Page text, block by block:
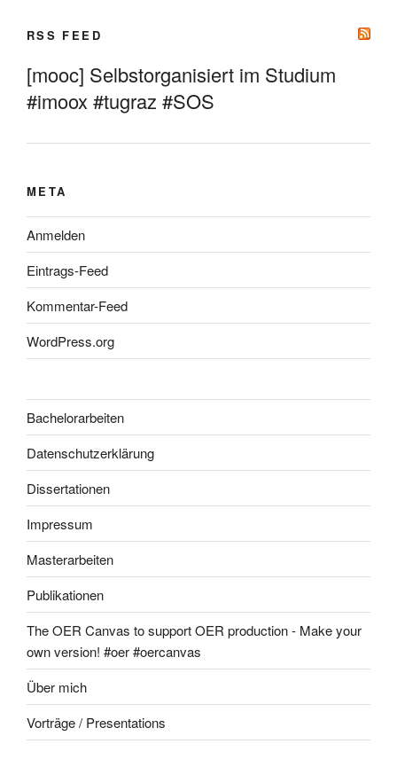
RSS FEED
[mooc] Selbstorganisiert im Studium
#imoox #tugraz #SOS
META
Anmelden
Eintrags-Feed
Kommentar-Feed
WordPress.org
Bachelorarbeiten
Datenschutzerklärung
Dissertationen
Impressum
Masterarbeiten
Publikationen
The OER Canvas to support OER production - Make your
own version! #oer #oercanvas
Über mich
Vorträge / Presentations